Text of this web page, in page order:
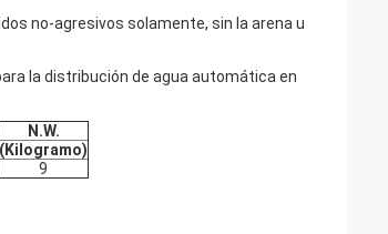
no-agresivos solamente, sin la arena u
la distribución de agua automática en
N.W.
(Kilogramo)
9